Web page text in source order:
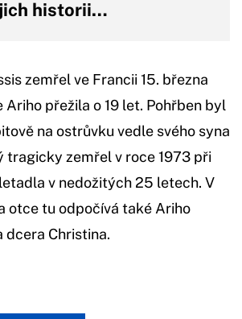
historii…
zemřel ve Francii 15. března
Ariho přežila o 19 let. Pohřben byl
na ostrůvku vedle svého syna
tragicky zemřel v roce 1973 při
v nedožitých 25 letech. V
otce tu odpočívá také Ariho
dcera Christina.